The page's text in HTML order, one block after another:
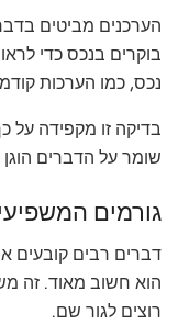
הערכנים מביטים
בוקרים בנכס כדי
נכס, כמו הערכות
בדיקה זו מקפידה על
שומר על הדברים
גורמים
דברים רבים קובעים
הוא חשוב מאוד. זה
רוצים לגור שם.